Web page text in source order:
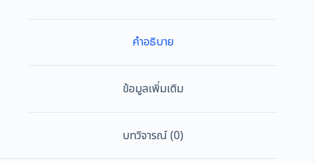
HITACHI
คำอธิบาย
ข้อมูลเพิ่มเติม
บทวิจารณ์ (0)